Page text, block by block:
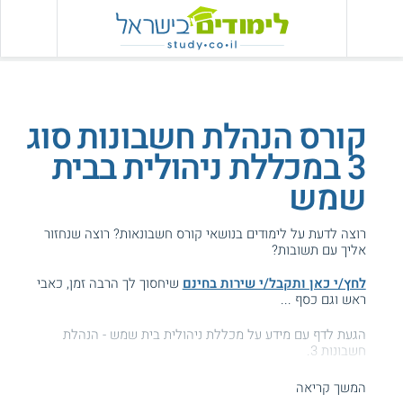
קורס הנהלת חשבונות סוג
3 במכללת ניהולית בבית
שמש
רוצה לדעת על לימודים בנושאי קורס חשבונאות? רוצה שנחזור
אליך עם תשובות?
לחץ/י כאן ותקבל/י שירות בחינם שיחסוך לך הרבה זמן, כאבי
ראש וגם כסף ...
הגעת לדף עם מידע על מכללת ניהולית בית שמש - הנהלת
חשבונות 3.
המידע באתר הועיל ל87% מהגולשים.המשך קריאה